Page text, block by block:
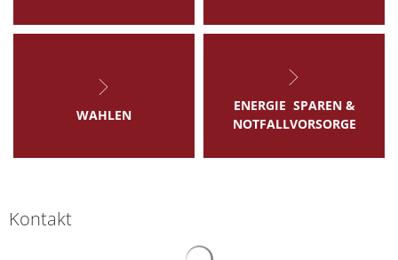
WAHLEN
ENERGIE SPAREN &
NOTFALLVORSORGE
Kontakt